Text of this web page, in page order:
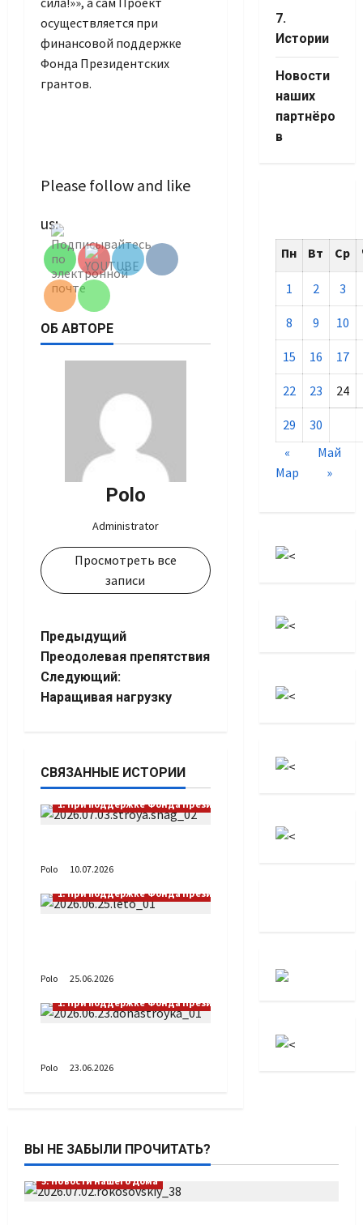
осуществляется при
финансовой поддержке
Фонда Президентских
грантов.
Please follow and like
us:Channel ID
ОБ АВТОРЕ
Polo
Administrator
Просмотреть все
записи
Навигация
записи
Предыдущий
Преодолевая препятствия
Следующий:
Наращивая нагрузку
СВЯЗАННЫЕ ИСТОРИИ
1. При поддержке Фонда Президентских грантов
Polo
10.07.2026
1. При поддержке Фонда Президентских грантов
Polo
25.06.2026
1. При поддержке Фонда Президентских грантов
Polo 23.06.2026
7.
Истории
Новости
наших
партнёро
в
Пн Вт Ср
1 2 3
8 9 10
15 16 17
22 23 24
29
30
«
Мар
Май
»
ВЫ НЕ ЗАБЫЛИ ПРОЧИТАТЬ?
5. Новости нашего Дома